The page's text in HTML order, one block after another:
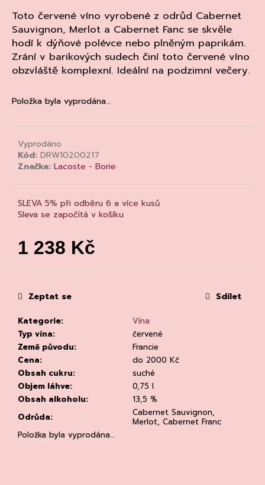
Toto červené víno vyrobené z odrůd Cabernet
Sauvignon, Merlot a Cabernet Fanc se skvěle
hodí k dýňové polévce nebo plněným paprikám.
Zrání v barikových sudech činí toto červené víno
obzvláště komplexní. Ideální na podzimní večery.
Položka byla vyprodána…
Vyprodáno
Kód: DRW10200217
Značka: Lacoste - Borie
SLEVA 5% při odběru 6 a více kusů
Sleva se započítá v košíku
1 238 Kč
cena:
Kategorie:
Vína
Typ vína:
červené
Země původu:
Francie
Cena:
do 2000 Kč
Obsah cukru:
suché
Objem láhve:
0,75 l
Obsah alkoholu:
13,5 %
Odrůda:
Cabernet Sauvignon,
Merlot, Cabernet Franc
Položka byla vyprodána…
Zeptat se Sdílet
a
j
í
t
?
D
o
p
č
m
e
DRY